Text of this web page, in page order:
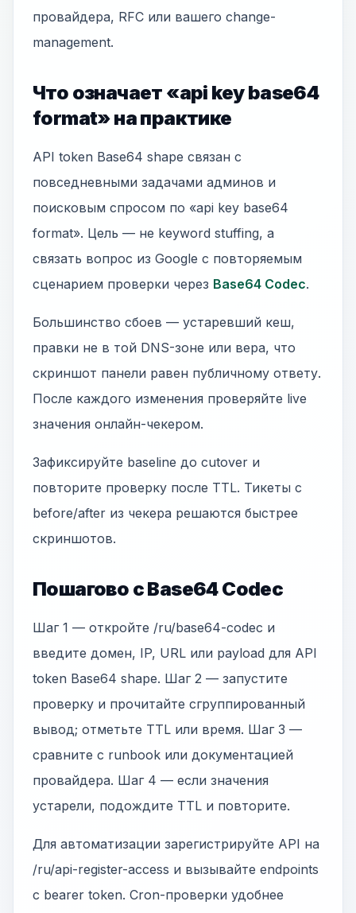
провайдера, RFC или вашего change-
management.
Что означает «api key base64
format» на практике
API token Base64 shape связан с
повседневными задачами админов и
поисковым спросом по «api key base64
format». Цель — не keyword stuffing, а
связать вопрос из Google с повторяемым
сценарием проверки через Base64 Codec.
Большинство сбоев — устаревший кеш,
правки не в той DNS-зоне или вера, что
скриншот панели равен публичному ответу.
После каждого изменения проверяйте live
значения онлайн-чекером.
Зафиксируйте baseline до cutover и
повторите проверку после TTL. Тикеты с
before/after из чекера решаются быстрее
скриншотов.
Пошагово с Base64 Codec
Шаг 1 — откройте /ru/base64-codec и
введите домен, IP, URL или payload для API
token Base64 shape. Шаг 2 — запустите
проверку и прочитайте сгруппированный
вывод; отметьте TTL или время. Шаг 3 —
сравните с runbook или документацией
провайдера. Шаг 4 — если значения
устарели, подождите TTL и повторите.
Для автоматизации зарегистрируйте API на
/ru/api-register-access и вызывайте endpoints
с bearer token. Cron-проверки удобнее